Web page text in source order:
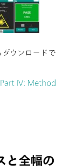
ダウンロードで
IV: Method
と全幅の